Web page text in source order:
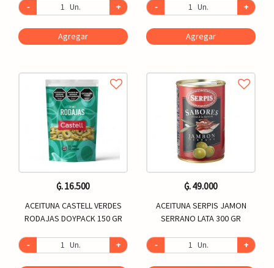
-
Un. +
Agregar
- Un. +
Agregar
₲. 16.500
ACEITUNA CASTELL VERDES
RODAJAS DOYPACK 150 GR
- Un. +
₲. 49.000
ACEITUNA SERPIS JAMON
SERRANO LATA 300 GR
- Un. +